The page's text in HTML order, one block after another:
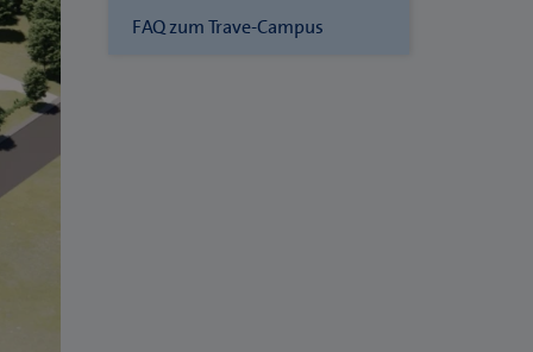
FAQ zum Trave-Campus